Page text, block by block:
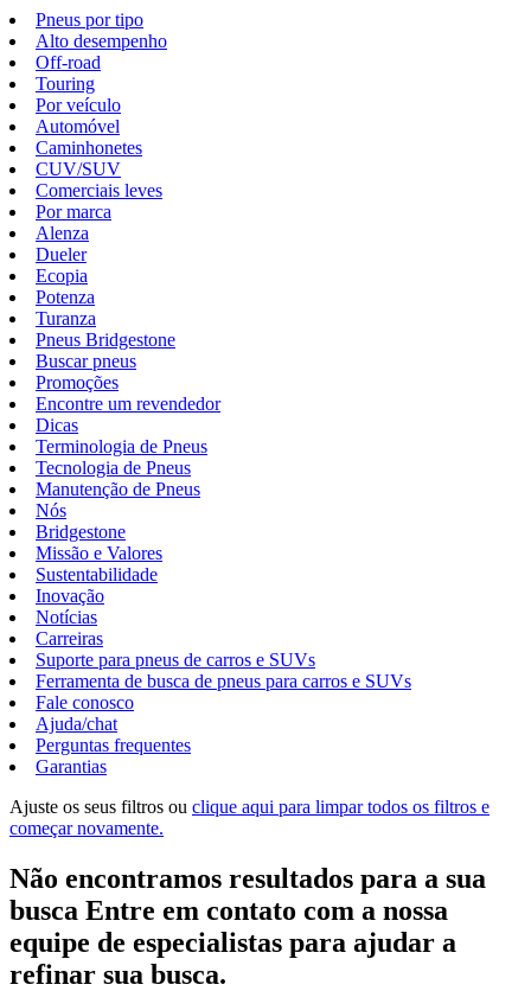
Pneus por tipo
Alto desempenho
Off-road
Touring
Por veículo
Automóvel
Caminhonetes
CUV/SUV
Comerciais leves
Por marca
Alenza
Dueler
Ecopia
Potenza
Turanza
Pneus Bridgestone
Buscar pneus
Promoções
Encontre um revendedor
Dicas
Terminologia de Pneus
Tecnologia de Pneus
Manutenção de Pneus
Nós
Bridgestone
Missão e Valores
Sustentabilidade
Inovação
Notícias
Carreiras
Suporte para pneus de carros e SUVs
Ferramenta de busca de pneus para carros e SUVs
Fale conosco
Ajuda/chat
Perguntas frequentes
Garantias
Ajuste os seus filtros ou clique aqui para limpar todos os filtros e
começar novamente.
Não encontramos resultados para a sua
busca Entre em contato com a nossa
equipe de especialistas para ajudar a
refinar sua busca.